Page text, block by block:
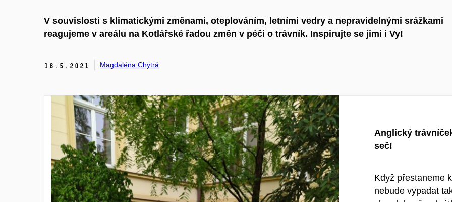
V souvislosti s klimatickými změnami, oteplováním, letními vedry a nepravidelnými srážkami
reagujeme v areálu na Kotlářské řadou změn v péči o trávník. Inspirujte se jimi i Vy!
18. 5. 2021 Magdaléna Chytrá
Anglický
seč!
Když přestaneme
nebude vypadat